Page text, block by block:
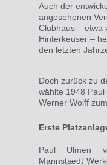
Auch der
angesehenen
Clubhaus – etwa
Hinterkeuser –
den letzten
Doch zurück zu
wählte 1948
Werner Wolff
Erste
Paul Ulmen
Mannstaedt